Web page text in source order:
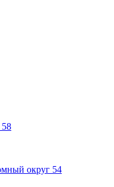
58
округ 54